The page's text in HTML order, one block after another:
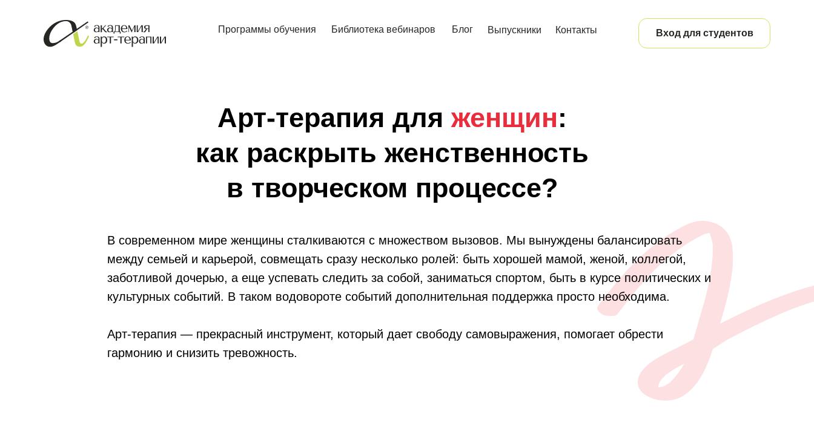
Вход для студентов
Программы обучения Блог Выпускники Контакты
Библиотека вебинаров
Арт-терапия для женщин:
как раскрыть женственность
в творческом процессе?
В современном мире женщины сталкиваются с множеством вызовов. Мы вынуждены балансировать
между семьей и карьерой, совмещать сразу несколько ролей: быть хорошей мамой, женой, коллегой,
заботливой дочерью, а еще успевать следить за собой, заниматься спортом, быть в курсе политических и
культурных событий. В таком водовороте событий дополнительная поддержка просто необходима.
Арт-терапия — прекрасный инструмент, который дает свободу самовыражения, помогает обрести
гармонию и снизить тревожность.